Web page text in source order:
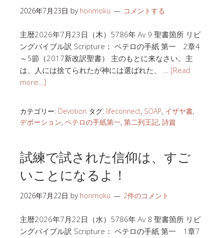
2026年7月23日 by honmoku コメントする
主暦2026年7月23日（木）5786年 Av 9 聖書箇所 リビ
ングバイブル訳 Scripture： ペテロの手紙 第一 2章4
～5節（2017新改訳聖書） 主のもとに来なさい。主
は、人には捨てられたが神には選ばれた、 … [Read
more…]
カテゴリー: Devotion タグ: lifeconnect, SOAP, イザヤ書,
デボーション, ペテロの手紙第一, 第二列王記, 詩篇
試練で試された信仰は、すご
いことになるよ！
2026年7月22日 by honmoku 2件のコメント
主暦2026年7月22日（水）5786年 Av 8 聖書箇所 リビ
ングバイブル訳 Scripture： ペテロの手紙 第一 1章7